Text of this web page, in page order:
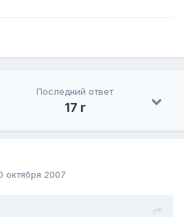
Последний ответ
17 г
октября 2007